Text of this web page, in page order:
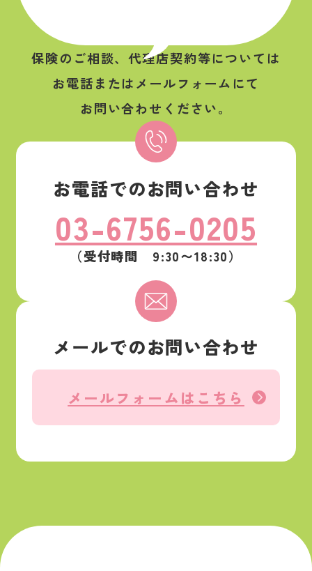
保険のご相談、代理店契約等については
お電話またはメールフォームにて
お問い合わせください。
お電話でのお問い合わせ
03-6756-0205
（受付時間 9:30〜18:30）
メールでのお問い合わせ
メールフォームはこちら